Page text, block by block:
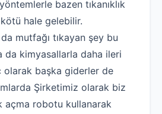
bazen tıkanıklık
hale gelebilir.
mutfağı tıkayan şey bu
da kimyasallarla daha ileri
olarak başka giderler de
Şirketimiz olarak biz
açma robotu kullanarak